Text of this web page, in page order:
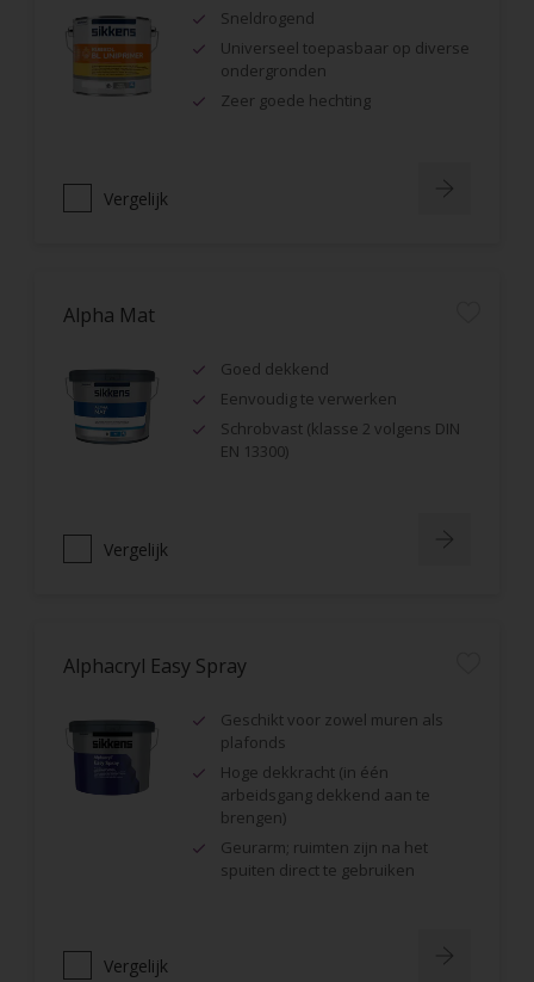
Sneldrogend
Universeel toepasbaar op diverse
ondergronden
Zeer goede hechting
Vergelijk
Alpha Mat
Goed dekkend
Eenvoudig te verwerken
Schrobvast (klasse 2 volgens DIN
EN 13300)
Vergelijk
Alphacryl Easy Spray
Geschikt voor zowel muren als
plafonds
Hoge dekkracht (in één
arbeidsgang dekkend aan te
brengen)
Geurarm; ruimten zijn na het
spuiten direct te gebruiken
Vergelijk